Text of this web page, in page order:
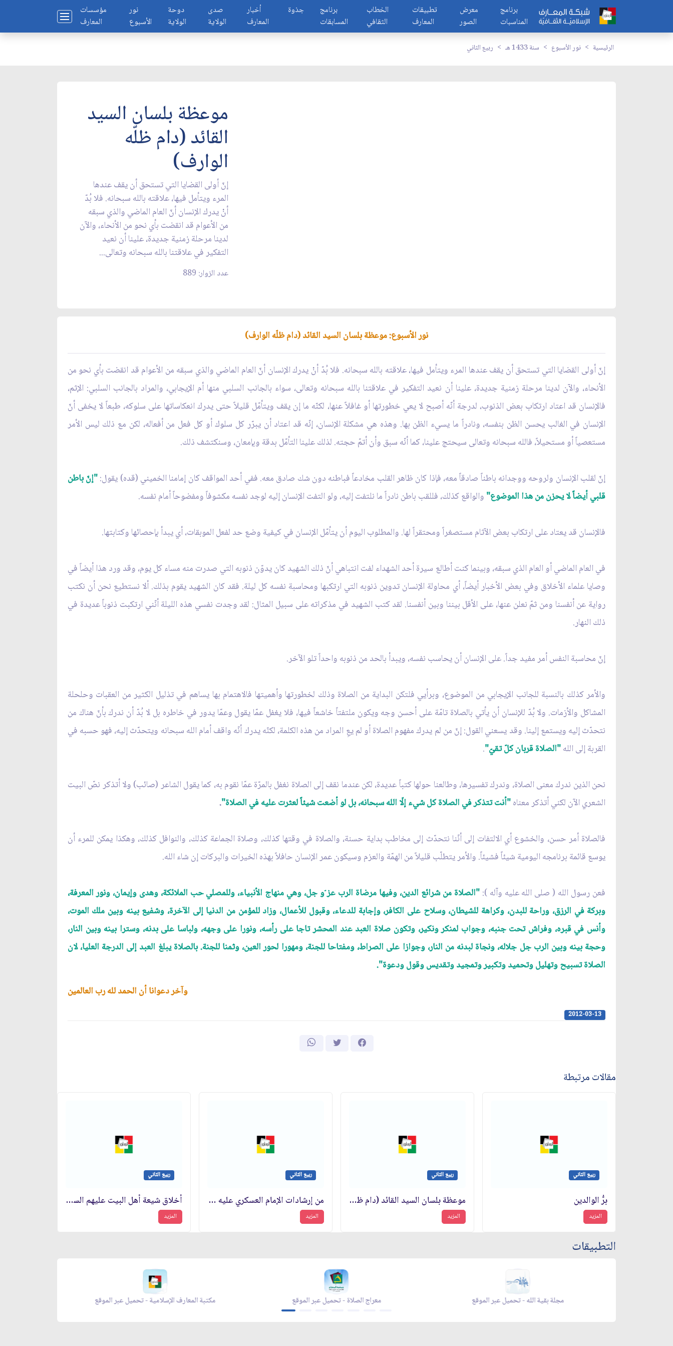
مؤسسات
المعارف
نور
الأسبوع
دوحة
الولاية
صدى
الولاية
أخبار
المعارف
جذوة
برنامج
المسابقات
الخطاب
الثقافي
تطبيقات
المعارف
معرض
الصور
برنامج
المناسبات
الرئيسية نور الأسبوع سنة 1433 هـ ربيع الثاني
موعظة بلسان السيد
القائد (دام ظلّه
الوارف)
إنّ أولى القضايا التي تستحق أن يقف عندها
المرء ويتأمل فيها، علاقته بالله سبحانه. فلا بُدّ
أنْ يدرك الإنسان أنّ العام الماضي والذي سبقه
من الأعوام قد انقضت بأي نحو من الأنحاء، والآن
لدينا مرحلة زمنية جديدة، علينا أن نعيد
التفكير في علاقتنا بالله سبحانه وتعالى...
عدد الزوار: 889
نور الأسبوع: موعظة بلسان السيد القائد (دام ظلّه الوارف)
إنّ أولى القضايا التي تستحق أن يقف عندها المرء ويتأمل فيها، علاقته بالله سبحانه. فلا بُدّ أنْ يدرك الإنسان أنّ العام الماضي والذي سبقه من الأعوام قد انقضت بأي نحو من
الأنحاء، والآن لدينا مرحلة زمنية جديدة، علينا أن نعيد التفكير في علاقتنا بالله سبحانه وتعالى، سواء بالجانب السلبي منها أم الإيجابي، والمراد بالجانب السلبي: الإثم،
فالإنسان قد اعتاد ارتكاب بعض الذنوب، لدرجة أنّه أصبح لا يعي خطورتها أو غافلاً عنها، لكنّه ما إن يقف ويتأمّل قليلاً حتى يدرك انعكاساتها على سلوكه، طبعاً لا يخفى أنّ
الإنسان في الغالب يحسن الظن بنفسه، ونادراً ما يسيء الظن بها. وهذه هي مشكلة الإنسان، إنّه قد اعتاد أن يبرّر كل سلوك أو كل فعل من أفعاله، لكن مع ذلك ليس الأمر
مستعصياً أو مستحيلاً، فالله سبحانه وتعالى سيحتج علينا، كما أنّه سبق وأن أتمّ حجته. لذلك علينا التأمّل بدقة وبإمعان، وسنكتشف ذلك.
إنّ لقلب الإنسان ولروحه ووجدانه باطناً صادقاً معه، فإذا كان ظاهر القلب مخادعاً فباطنه دون شك صادق معه. ففي أحد المواقف كان إمامنا الخميني (قده) يقول:"إنّ باطن
قلبي أيضاً لا يحزن من هذا الموضوع" والواقع كذلك، فللقب باطن نادراً ما نلتفت إليه، ولو التفت الإنسان إليه لوجد نفسه مكشوفاً ومفضوحاً أمام نفسه.
فالإنسان قد يعتاد على ارتكاب بعض الآثام مستصغراً ومحتقراً لها. والمطلوب اليوم أن يتأمّل الإنسان في كيفية وضع حد لفعل الموبقات، أي يبدأ بإحصائها وكتابتها.
في العام الماضي أو العام الذي سبقه، وبينما كنت أطالع سيرة أحد الشهداء لفت انتباهي أنّ ذلك الشهيد كان يدوّن ذنوبه التي صدرت منه مساء كل يوم، وقد ورد هذا أيضاً في
وصايا علماء الأخلاق وفي بعض الأخبار أيضاً، أي محاولة الإنسان تدوين ذنوبه التي ارتكبها ومحاسبة نفسه كل ليلة. فقد كان الشهيد يقوم بذلك. ألا نستطيع نحن أن نكتب
رواية عن أنفسنا ومن ثمّ نعلن عنها، على الأقل بيننا وبين أنفسنا. لقد كتب الشهيد في مذكراته على سبيل المثال: لقد وجدت نفسي هذه الليلة أنّني ارتكبت ذنوباً عديدة في
ذلك النهار.
إنّ محاسبة النفس أمر مفيد جداً. على الإنسان أن يحاسب نفسه، ويبدأ بالحد من ذنوبه واحداً تلو الآخر.
والأمر كذلك بالنسبة للجانب الإيجابي من الموضوع، وبرأيي فلتكن البداية من الصلاة وذلك لخطورتها وأهميتها فالاهتمام بها يساهم في تذليل الكثير من العقبات وحلحلة
المشاكل والأزمات. ولا بُدّ للإنسان أن يأتي بالصلاة تامّة على أحسن وجه ويكون ملتفتاً خاشعاً فيها، فلا يغفل عمّا يقول وعمّا يدور في خاطره بل لا بُدّ أن ندرك بأنّ هناك من
نتحدّث إليه ويستمع إلينا. وقد يسعني القول: إنّ من لم يدرك مفهوم الصلاة أو لم يعِ المراد من هذه الكلمة، لكنّه يدرك أنّه واقف أمام الله سبحانه ويتحدّث إليه، فهو حسبه في
القربة إلى الله"الصلاة قربان كلّ تقيّ".
نحن الذين ندرك معنى الصلاة، وندرك تفسيرها، وطالعنا حولها كتباً عديدة، لكن عندما نقف إلى الصلاة نغفل بالمرّة عمّا نقوم به، كما يقول الشاعر (صائب) ولا أتذكر نصّ البيت
الشعري الآن لكني أتذكر معناه"أنت تتذكر في الصلاة كل شيء إلّا الله سبحانه، بل لو أضعت شيئاً لعثرت عليه في الصلاة".
فالصلاة أمر حسن، والخشوع أي الالتفات إلى أنّنا نتحدّث إلى مخاطب بداية حسنة، والصلاة في وقتها كذلك، وصلاة الجماعة كذلك، والنوافل كذلك، وهكذا يمكن للمرء أن
يوسع قائمة برنامجه اليومية شيئاً فشيئاً. والأمر يتطلّب قليلاً من الهمّة والعزم وسيكون عمر الإنسان حافلاً بهذه الخيرات والبركات إن شاء الله.
فعن رسول الله ( صلى الله عليه وآله ):"الصلاة من شرائع الدين، وفيها مرضاة الرب عز ّو جل، وهي منهاج الأنبياء، وللمصلي حب الملائكة، وهدى وإيمان، ونور المعرفة،
وبركة في الرزق، وراحة للبدن، وكراهة للشيطان، وسلاح على الكافر، وإجابة للدعاء، وقبول للأعمال، وزاد للمؤمن من الدنيا إلى الآخرة، وشفيع بينه وبين ملك الموت،
وأنس في قبره، وفراش تحت جنبه، وجواب لمنكر ونكير، وتكون صلاة العبد عند المحشر تاجا على رأسه، ونورا على وجهه، ولباسا على بدنه، وسترا بينه وبين النار،
وحجة بينه وبين الرب جل جلاله، ونجاة لبدنه من النار، وجوازا على الصراط، ومفتاحا للجنة، ومهورا لحور العين، وثمنا للجنة. بالصلاة يبلغ العبد إلى الدرجة العليا، لان
الصلاة تسبيح وتهليل وتحميد وتكبير وتمجيد وتقديس وقول ودعوة".
وآخر دعوانا أن الحمد لله رب العالمين
2012-03-13
مقالات مرتبطة
ربيع الثاني
برُّ الوالدين
المزيد
ربيع الثاني
موعظة بلسان السيد القائد (دام ظلّه الوارف)
المزيد
ربيع الثاني
من إرشادات الإمام العسكري عليه السلام
المزيد
ربيع الثاني
أخلاق شيعة أهل البيت عليهم السلام
المزيد
التطبيقات
مكتبة المعارف الإسلامية - تحميل عبر الموقع معراج الصلاة - تحميل عبر الموقع مجلة بقية الله - تحميل عبر الموقع